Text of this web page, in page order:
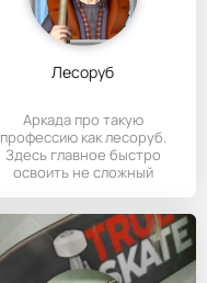
Лесоруб
Аркада про такую
профессию как лесоруб.
Здесь главное быстро
освоить не сложный